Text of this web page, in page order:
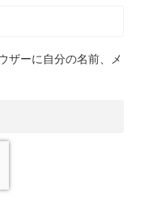
ザーに自分の名前、メ